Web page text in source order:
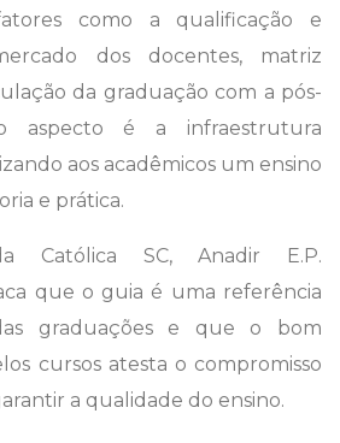
como a qualificação e
dos docentes, matriz
da graduação com a pós-
aspecto é a infraestrutura
aos acadêmicos um ensino
e prática.
Católica SC, Anadir E.P.
que o guia é uma referência
graduações e que o bom
cursos atesta o compromisso
a qualidade do ensino.